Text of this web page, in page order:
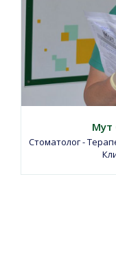
Мут
Стоматолог -